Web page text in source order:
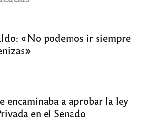
«No podemos ir siempre
encaminaba a aprobar la ley
en el Senado